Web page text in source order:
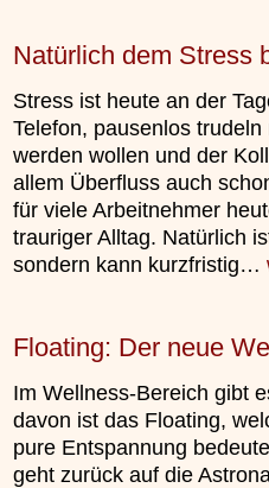
Natürlich dem Stress
Stress ist heute an der
Telefon, pausenlos
werden wollen und der
allem Überfluss auch
für viele Arbeitnehmer
trauriger Alltag. Natürlich
sondern kann kurzfristig…
Floating: Der neue
Im Wellness-Bereich gibt
davon ist das Floating,
pure Entspannung
geht zurück auf die